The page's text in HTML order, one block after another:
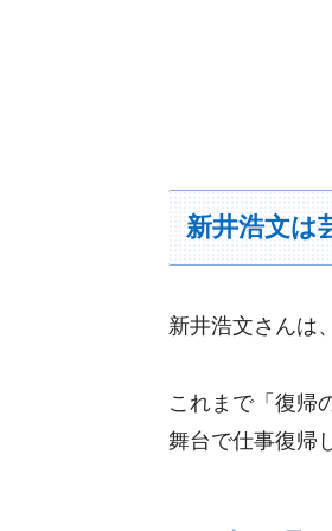
新井浩文は
新井浩文さんは
これまで「復帰
舞台で仕事復帰